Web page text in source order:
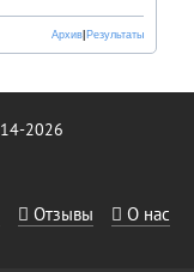
Результаты
Архив
2026
Отзывы О нас